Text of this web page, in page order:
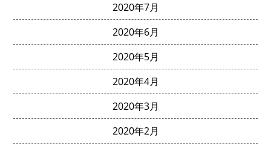
2020年7月
2020年6月
2020年5月
2020年4月
2020年3月
2020年2月